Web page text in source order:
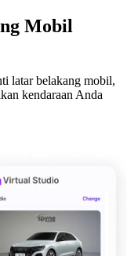
Mobil
latar belakang mobil,
kendaraan Anda